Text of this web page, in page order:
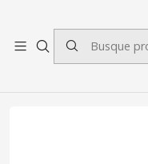
Inicio
Figura